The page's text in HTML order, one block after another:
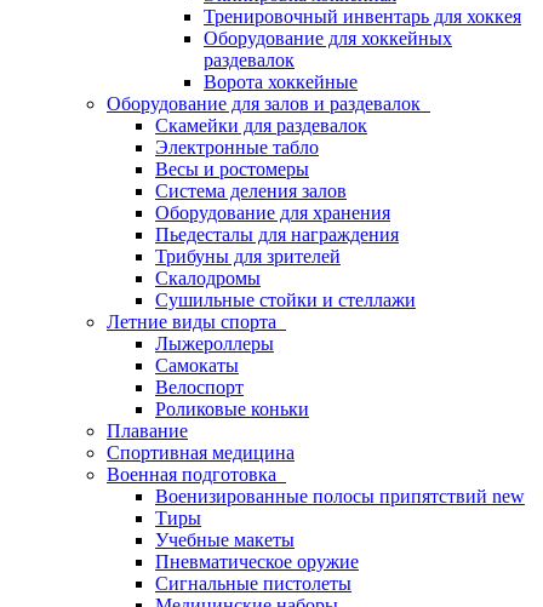
Тренировочный инвентарь для хоккея
Оборудование для хоккейных
раздевалок
Ворота хоккейные
Оборудование для залов и раздевалок
Скамейки для раздевалок
Электронные табло
Весы и ростомеры
Система деления залов
Оборудование для хранения
Пьедесталы для награждения
Трибуны для зрителей
Скалодромы
Сушильные стойки и стеллажи
Летние виды спорта
Лыжероллеры
Самокаты
Велоспорт
Роликовые коньки
Плавание
Спортивная медицина
Военная подготовка
Военизированные полосы припятствий new
Тиры
Учебные макеты
Пневматическое оружие
Сигнальные пистолеты